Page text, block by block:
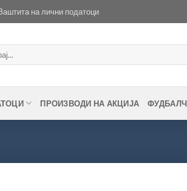
на лични податоци
ПРОИЗВОДИ НА АКЦИЈА